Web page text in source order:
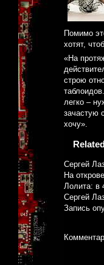
Помимо
хотят,
«На
строю
легко –
зачастую
хочу».
Сергей
На
Лолита: в
Сергей
Запись